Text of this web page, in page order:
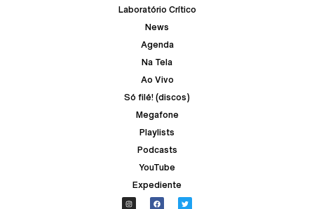
Laboratório Crítico
News
Agenda
Na Tela
Ao Vivo
Só filé! (discos)
Megafone
Playlists
Podcasts
YouTube
Expediente